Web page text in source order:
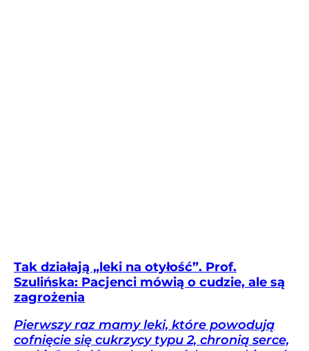
Tak działają „leki na otyłość”. Prof.
Szulińska: Pacjenci mówią o cudzie, ale są
zagrożenia
Pierwszy raz mamy leki, które powodują
cofnięcie się cukrzycy typu 2, chronią serce,